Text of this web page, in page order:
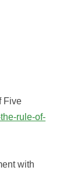
Five
rule-of-
with